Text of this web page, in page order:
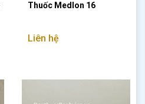
Thuốc Medlon 16
Liên hệ